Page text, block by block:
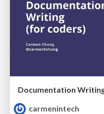
Documentation
carmenintech